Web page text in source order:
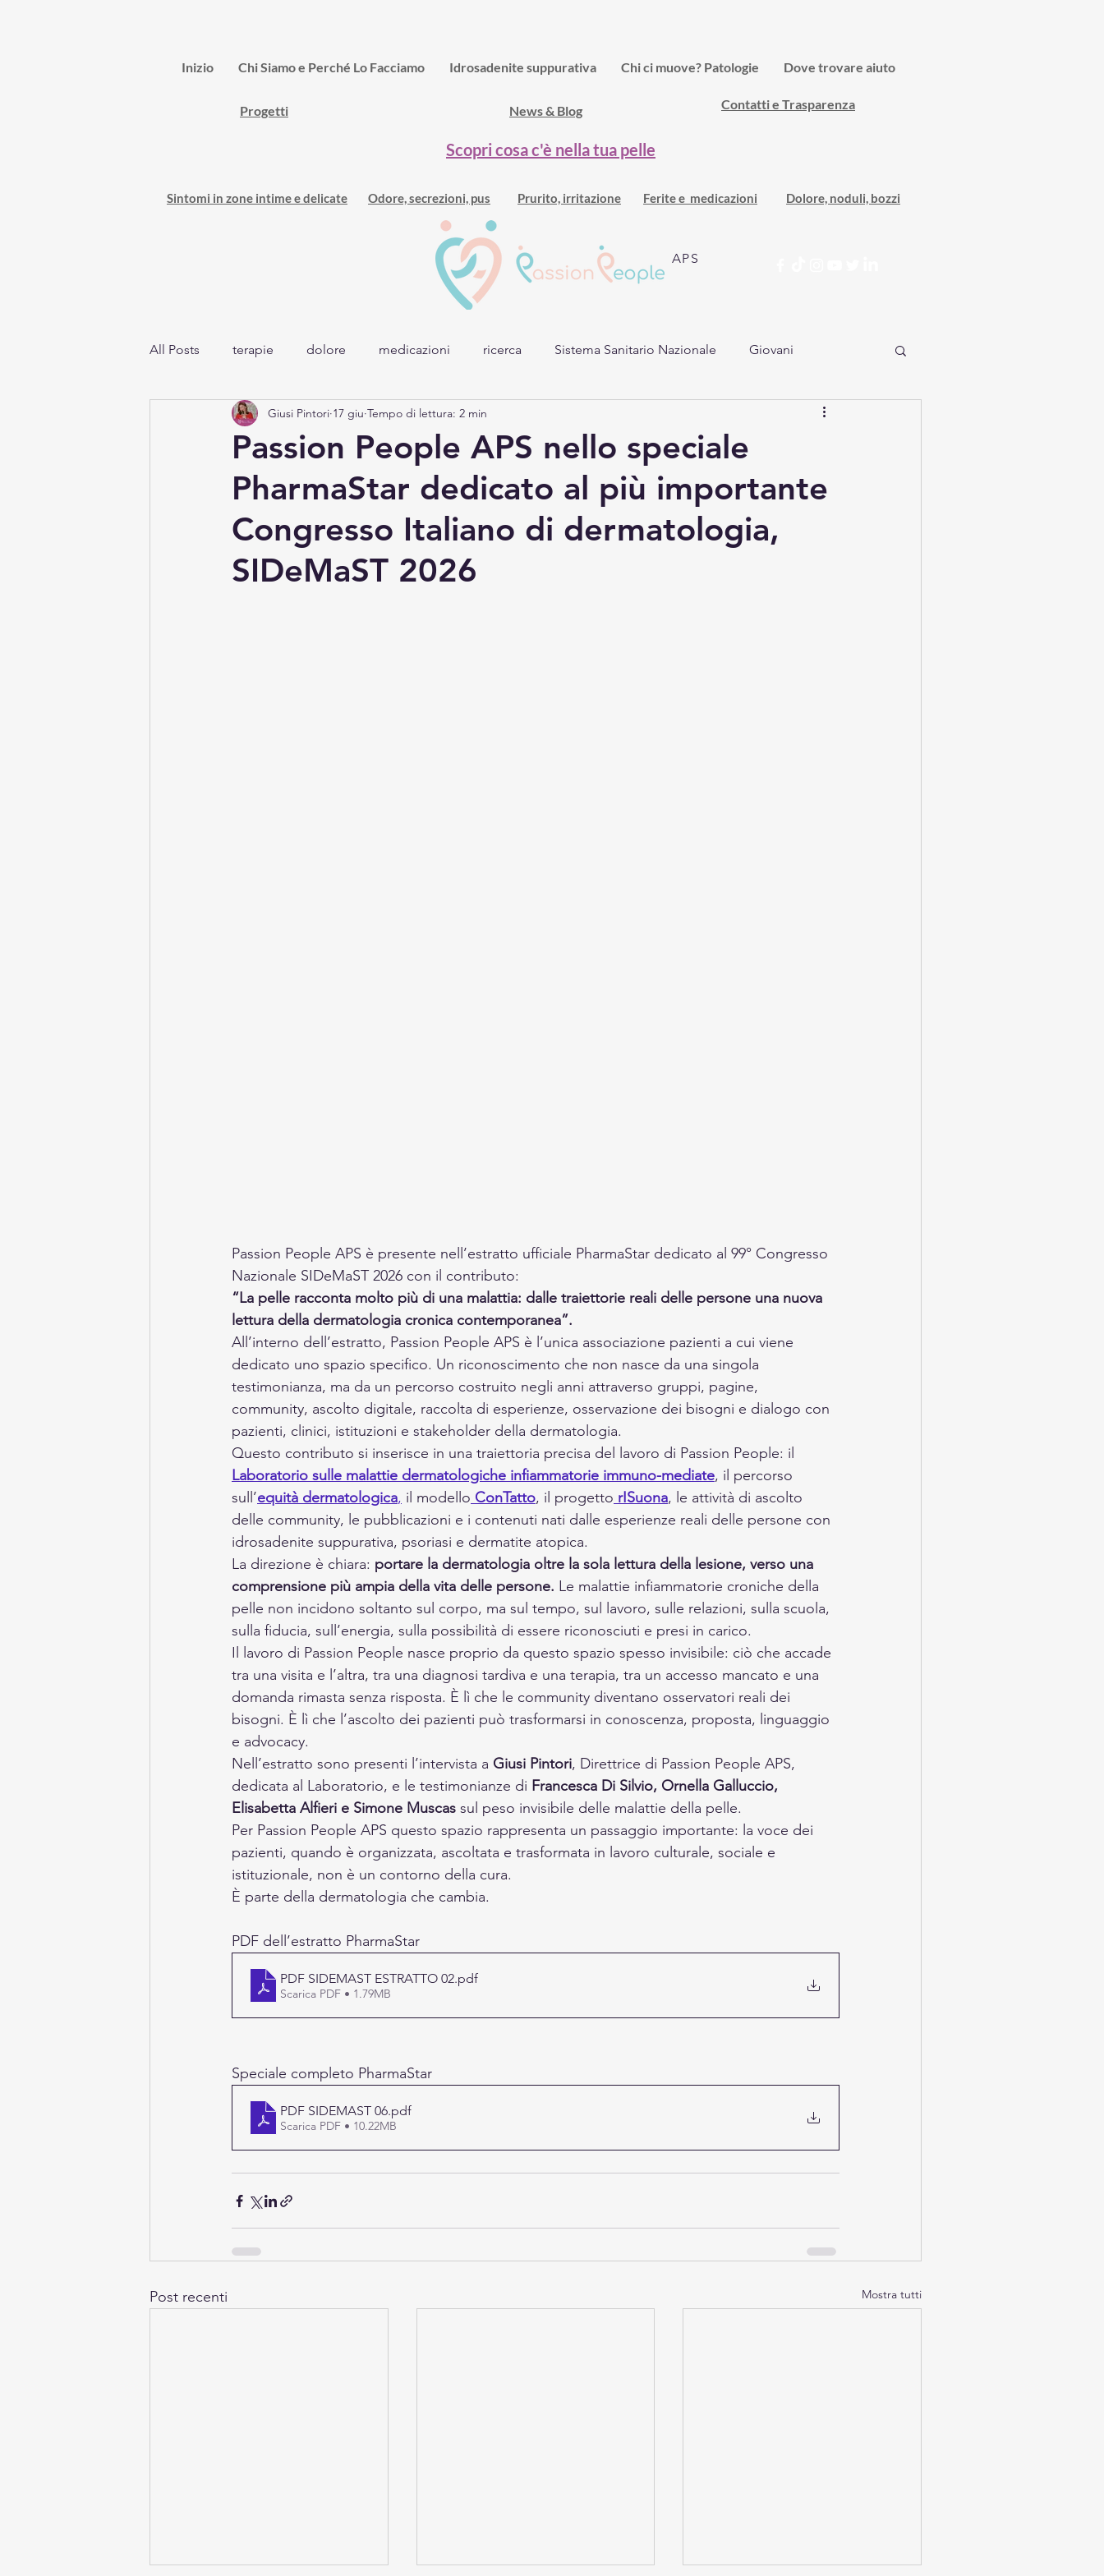
Inizio Chi Siamo e Perché Lo Facciamo Idrosadenite suppurativa Chi ci muove? Patologie Dove trovare aiuto
Contatti e Trasparenza
Progetti News & Blog
Scopri cosa c'è nella tua pelle
Sintomi in zone intime e delicate Odore, secrezioni, pus Prurito, irritazione Ferite e medicazioni Dolore, noduli, bozzi
APS
All Posts terapie dolore medicazioni ricerca Sistema Sanitario Nazionale Giovani
Firma la Petizione Risorse Campagna Psoriasi
Passion People APS nello speciale
PharmaStar dedicato al più importante
Congresso Italiano di dermatologia,
SIDeMaST 2026
Giusi Pintori 17 giu Tempo di lettura: 2 min
Passion People APS è presente nell’estratto ufficiale PharmaStar dedicato al 99° Congresso
Nazionale SIDeMaST 2026 con il contributo:
“La pelle racconta molto più di una malattia: dalle traiettorie reali delle persone una nuova
lettura della dermatologia cronica contemporanea”.
All’interno dell’estratto, Passion People APS è l’unica associazione pazienti a cui viene
dedicato uno spazio specifico. Un riconoscimento che non nasce da una singola
testimonianza, ma da un percorso costruito negli anni attraverso gruppi, pagine,
community, ascolto digitale, raccolta di esperienze, osservazione dei bisogni e dialogo con
pazienti, clinici, istituzioni e stakeholder della dermatologia.
Questo contributo si inserisce in una traiettoria precisa del lavoro di Passion People: il
Laboratorio sulle malattie dermatologiche infiammatorie immuno-mediate, il percorso
sull’equità dermatologica, il modello ConTatto, il progetto rISuona, le attività di ascolto
delle community, le pubblicazioni e i contenuti nati dalle esperienze reali delle persone con
idrosadenite suppurativa, psoriasi e dermatite atopica.
La direzione è chiara: portare la dermatologia oltre la sola lettura della lesione, verso una
comprensione più ampia della vita delle persone. Le malattie infiammatorie croniche della
pelle non incidono soltanto sul corpo, ma sul tempo, sul lavoro, sulle relazioni, sulla scuola,
sulla fiducia, sull’energia, sulla possibilità di essere riconosciuti e presi in carico.
Il lavoro di Passion People nasce proprio da questo spazio spesso invisibile: ciò che accade
tra una visita e l’altra, tra una diagnosi tardiva e una terapia, tra un accesso mancato e una
domanda rimasta senza risposta. È lì che le community diventano osservatori reali dei
bisogni. È lì che l’ascolto dei pazienti può trasformarsi in conoscenza, proposta, linguaggio
e advocacy.
Nell’estratto sono presenti l’intervista a Giusi Pintori, Direttrice di Passion People APS,
dedicata al Laboratorio, e le testimonianze di Francesca Di Silvio, Ornella Galluccio,
Elisabetta Alfieri e Simone Muscas sul peso invisibile delle malattie della pelle.
Per Passion People APS questo spazio rappresenta un passaggio importante: la voce dei
pazienti, quando è organizzata, ascoltata e trasformata in lavoro culturale, sociale e
istituzionale, non è un contorno della cura.
È parte della dermatologia che cambia.
PDF dell’estratto PharmaStar
PDF SIDEMAST ESTRATTO 02.pdf
Scarica PDF • 1.79MB
Speciale completo PharmaStar
PDF SIDEMAST 06.pdf
Scarica PDF • 10.22MB
Post recenti Mostra tutti